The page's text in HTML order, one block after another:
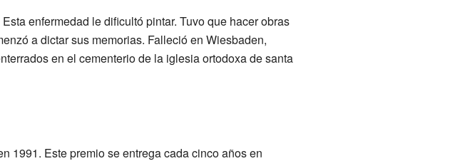
Esta enfermedad le dificultó pintar. Tuvo que hacer obras
a dictar sus memorias. Falleció en Wiesbaden,
en el cementerio de la iglesia ortodoxa de santa
1991. Este premio se entrega cada cinco años en